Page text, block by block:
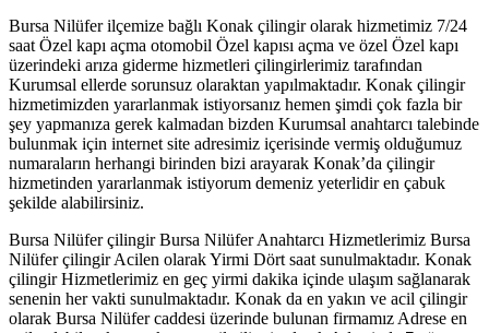
Bursa Nilüfer ilçemize bağlı Konak çilingir olarak hizmetimiz 7/24
saat Özel kapı açma otomobil Özel kapısı açma ve özel Özel kapı
üzerindeki arıza giderme hizmetleri çilingirlerimiz tarafından
Kurumsal ellerde sorunsuz olaraktan yapılmaktadır. Konak çilingir
hizmetimizden yararlanmak istiyorsanız hemen şimdi çok fazla bir
şey yapmanıza gerek kalmadan bizden Kurumsal anahtarcı talebinde
bulunmak için internet site adresimiz içerisinde vermiş olduğumuz
numaraların herhangi birinden bizi arayarak Konak’da çilingir
hizmetinden yararlanmak istiyorum demeniz yeterlidir en çabuk
şekilde alabilirsiniz.
Bursa Nilüfer çilingir Bursa Nilüfer Anahtarcı Hizmetlerimiz Bursa
Nilüfer çilingir Acilen olarak Yirmi Dört saat sunulmaktadır. Konak
çilingir Hizmetlerimiz en geç yirmi dakika içinde ulaşım sağlanarak
senenin her vakti sunulmaktadır. Konak da en yakın ve acil çilingir
olarak Bursa Nilüfer caddesi üzerinde bulunan firmamız Adrese en